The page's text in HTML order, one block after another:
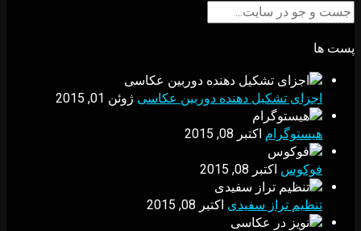
پست ها
اجزای تشکیل دهنده دوربین عکاسی ژوئن 01, 2015
هیستوگرام اکتبر 08, 2015
فوکوس اکتبر 08, 2015
تنظیم تراز سفیدی اکتبر 08, 2015